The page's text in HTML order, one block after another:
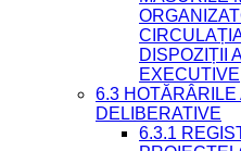
DISPOZIȚII
EXECUTIVE
6.3 HOTĂRÂRILE
DELIBERATIVE
6.3.1